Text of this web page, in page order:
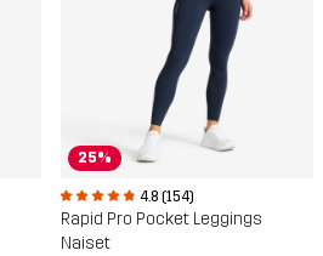
25%
4.8 (154)
Rapid Pro Pocket Leggings
Naiset